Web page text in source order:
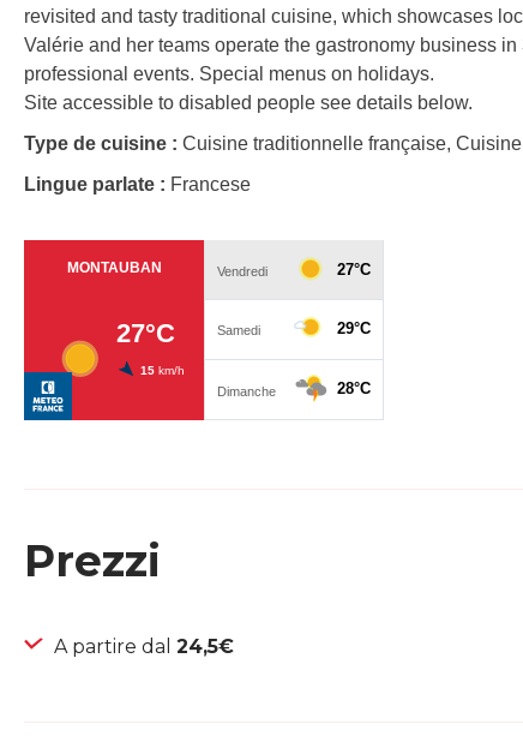
revisited and tasty traditional cuisine, which showcases
Valérie and her teams operate the gastronomy business
professional events. Special menus on holidays.
Site accessible to disabled people see details below.
Type de cuisine : Cuisine traditionnelle française,
Lingue parlate : Francese
Prezzi
A partire dal 24,5€